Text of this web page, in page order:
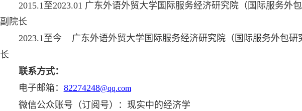
2015.1至2023.01 广东外语外贸大学国际服务经济研究院（国际服务外包
副院长
2023.1至今 广东外语外贸大学国际服务经济研究院（国际服务外包研
长
联系方式：
电子邮箱： 82274248@qq.com
微信公众账号（订阅号）：现实中的经济学